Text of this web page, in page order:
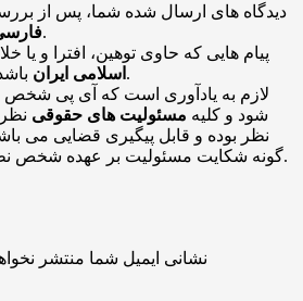
دیدگاه های ارسال شده شما، پس از
منتشر خواهد شد.
پیام هایی که حاوی توهین، افترا و یا
اسلامی ایران باشد منتشر نخواهد شد.
لازم به یادآوری است که آی پی شخص
شود و کلیه مسئولیت های حقوقی
نظر بوده و قابل پیگیری قضایی می
گونه شکایت مسئولیت بر عهده شخص نظر دهنده خواهد بود.
نشانی ایمیل شما منتشر